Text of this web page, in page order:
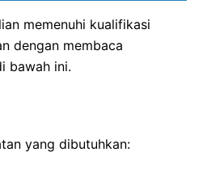
memenuhi kualifikasi
dengan membaca
bawah ini.
yang dibutuhkan: